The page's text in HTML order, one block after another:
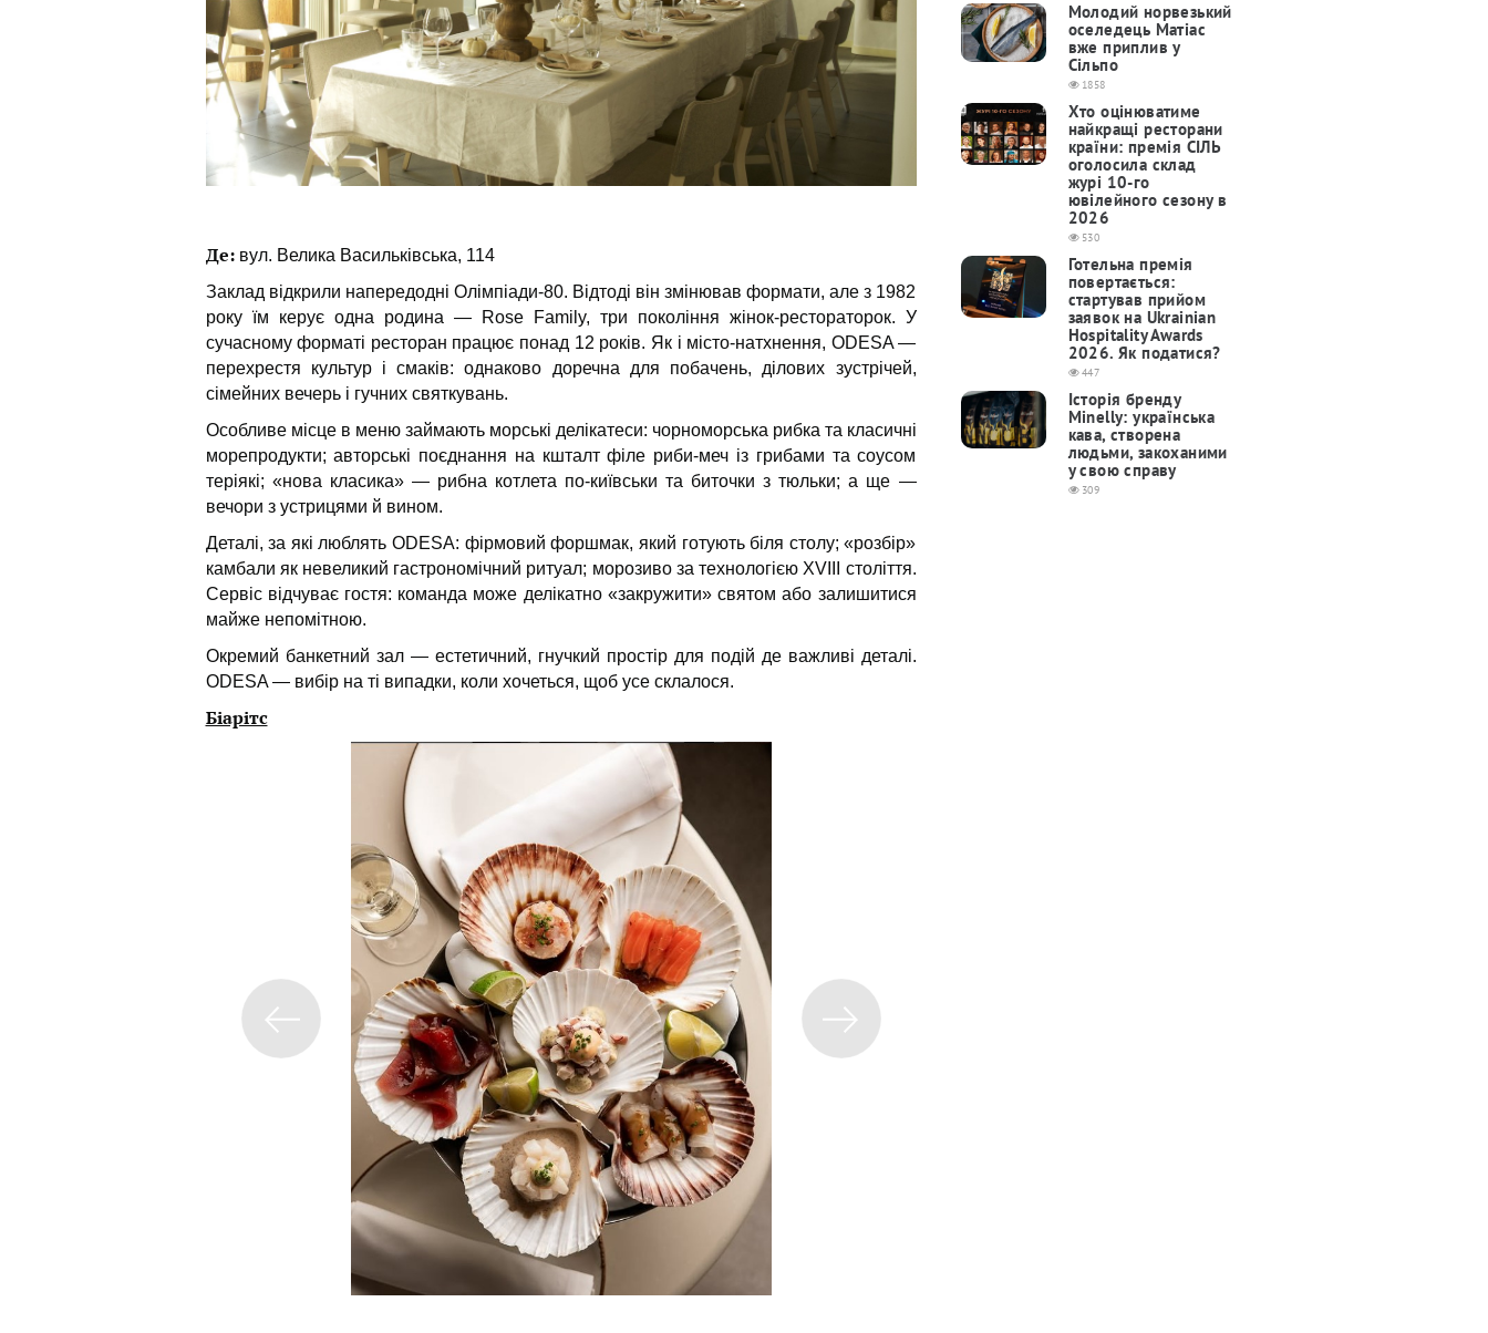
Де:вул. Велика Васильківська, 114
Заклад відкрили напередодні Олімпіади-80. Відтоді він змінював формати, але з 1982
року їм керує одна родина — Rose Family, три покоління жінок-рестораторок. У
сучасному форматі ресторан працює понад 12 років. Як і місто-натхнення, ODESA —
перехрестя культур і смаків: однаково доречна для побачень, ділових зустрічей,
сімейних вечерь і гучних святкувань.
Особливе місце в меню займають морські делікатеси: чорноморська рибка та класичні
морепродукти; авторські поєднання на кшталт філе риби-меч із грибами та соусом
теріякі; «нова класика» — рибна котлета по-київськи та биточки з тюльки; а ще —
вечори з устрицями й вином.
Деталі, за які люблять ODESA: фірмовий форшмак, який готують біля столу; «розбір»
камбали як невеликий гастрономічний ритуал; морозиво за технологією XVIII століття.
Сервіс відчуває гостя: команда може делікатно «закружити» святом або залишитися
майже непомітною.
Окремий банкетний зал — естетичний, гнучкий простір для подій де важливі деталі.
ODESA — вибір на ті випадки, коли хочеться, щоб усе склалося.
Біарітс
Молодий норвезький
оселедець Матіас
вже приплив у
Сільпо
1858
Хто оцінюватиме
найкращі ресторани
країни: премія СІЛЬ
оголосила склад
журі 10-го
ювілейного сезону в
2026
530
Готельна премія
повертається:
cтартував прийом
заявок на Ukrainian
Hospitality Awards
2026. Як податися?
447
Історія бренду
Minelly: українська
кава, створена
людьми, закоханими
у свою справу
309